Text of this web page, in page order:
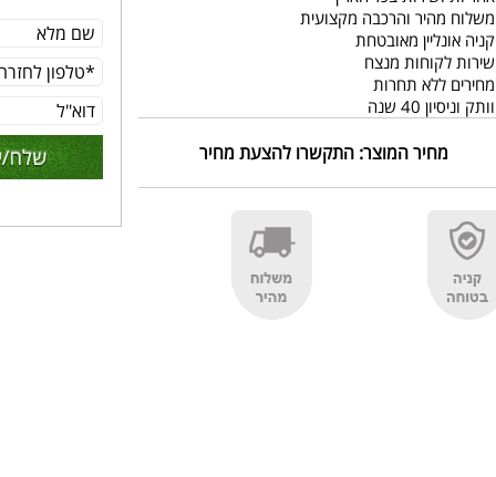
משלוח מהיר והרכבה מקצועית
קניה אונליין מאובטחת
שירות לקוחות מנצח
מחירים ללא תחרות
וותק וניסיון 40 שנה
מחיר המוצר:התקשרו להצעת מחיר